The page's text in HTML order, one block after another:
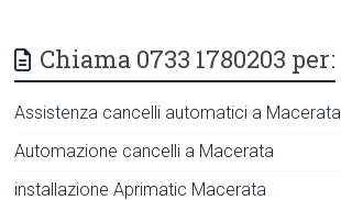
Chiama 0733 1780203 per:
Assistenza cancelli automatici a Macerata
Automazione cancelli a Macerata
installazione Aprimatic Macerata